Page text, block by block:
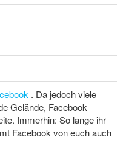
. Da jedoch viele
Gelände, Facebook
Immerhin: So lange ihr
Facebook von euch auch